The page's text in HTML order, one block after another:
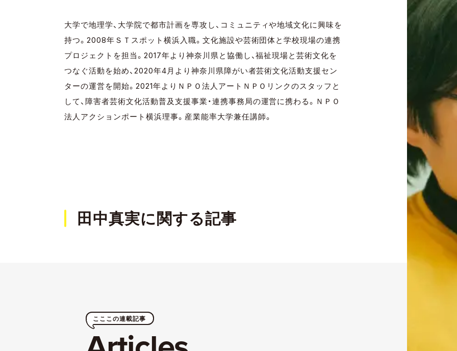
大学で地理学、大学院で都市計画を専攻し、コミュニティや地域文化に興味を
持つ。2008年ＳＴスポット横浜入職。文化施設や芸術団体と学校現場の連携
プロジェクトを担当。2017年より神奈川県と協働し、福祉現場と芸術文化を
つなぐ活動を始め、2020年4月より神奈川県障がい者芸術文化活動支援セン
ターの運営を開始。2021年よりＮＰＯ法人アートＮＰＯリンクのスタッフと
して、障害者芸術文化活動普及支援事業・連携事務局の運営に携わる。ＮＰＯ
法人アクションポート横浜理事。産業能率大学兼任講師。
田中真実に関する記事
こここの連載記事